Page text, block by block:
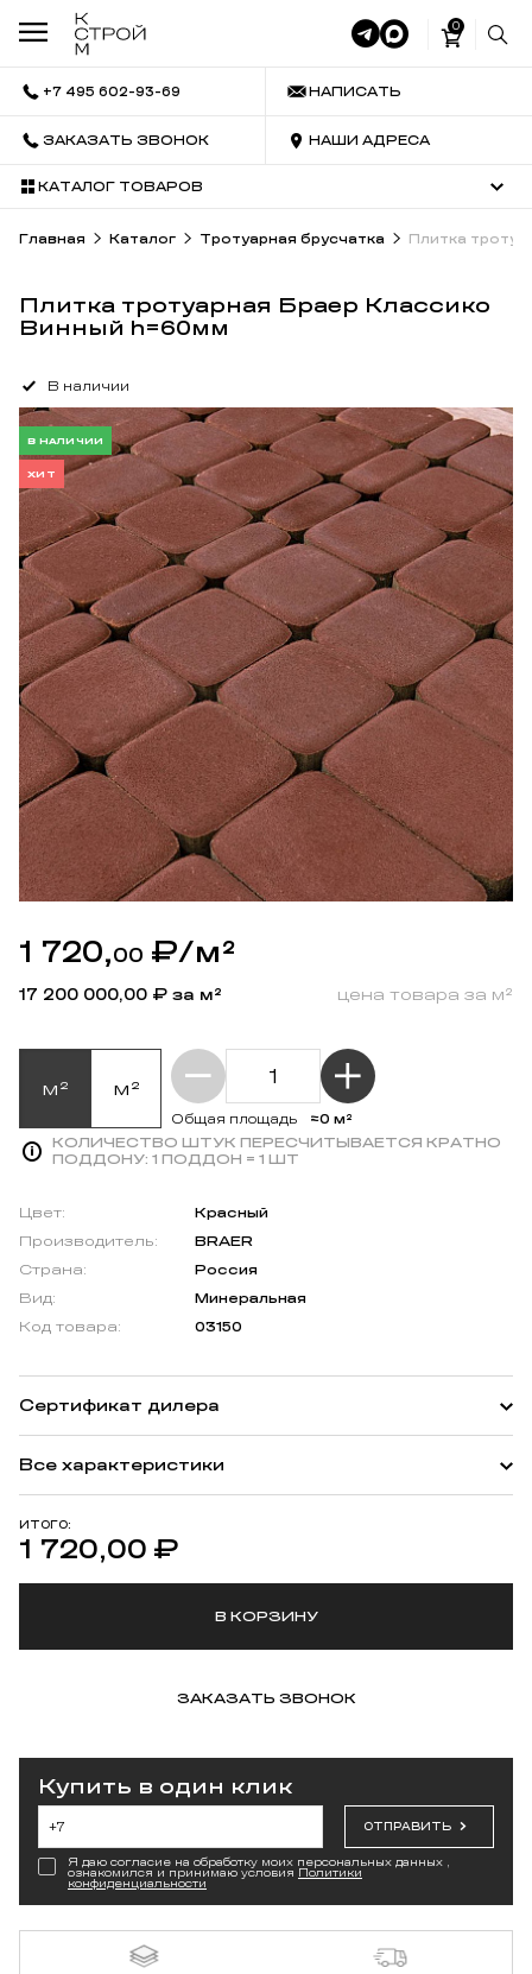
0
+7 495 602-93-69 НАПИСАТЬ
ЗАКАЗАТЬ ЗВОНОК НАШИ АДРЕСА
КАТАЛОГ ТОВАРОВ
Главная Каталог Тротуарная брусчатка Плитка
Плитка тротуарная Браер Классико
Винный h=60мм
В наличии
В НАЛИЧИИ
ХИТ
1 720,00 ₽/м²
17 200 000,00 ₽ за м² цена товара за м²
м² м²
Общая площадь
≈0 м²
КОЛИЧЕСТВО ШТУК ПЕРЕСЧИТЫВАЕТСЯ КРАТНО
ПОДДОНУ: 1 ПОДДОН = 1 ШТ
ИТОГО:
1 720,00 ₽
В КОРЗИНУ
ЗАКАЗАТЬ ЗВОНОК
Цвет:
Красный
Производитель:
BRAER
Страна:
Россия
Вид:
Минеральная
Код товара:
03150
Все характеристики
Сертификат дилера
Купить в один клик
ОТПРАВИТЬ
Я даю согласие на обработку моих персональных данных ,
ознакомился и принимаю условия Политики
конфиденциальности